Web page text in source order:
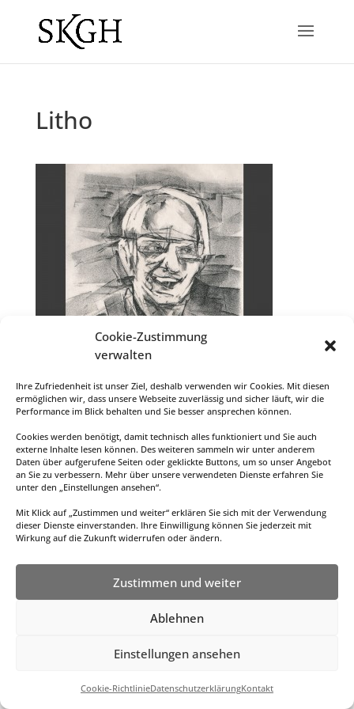
Cookie-Zustimmung
verwalten
Ihre Zufriedenheit ist unser Ziel, deshalb verwenden wir Cookies. Mit diesen
ermöglichen wir, dass unsere Webseite zuverlässig und sicher läuft, wir die
Performance im Blick behalten und Sie besser ansprechen können.
Cookies werden benötigt, damit technisch alles funktioniert und Sie auch
externe Inhalte lesen können. Des weiteren sammeln wir unter anderem
Daten über aufgerufene Seiten oder geklickte Buttons, um so unser Angebot
an Sie zu verbessern. Mehr über unsere verwendeten Dienste erfahren Sie
unter den „Einstellungen ansehen“.
Mit Klick auf „Zustimmen und weiter“ erklären Sie sich mit der Verwendung
dieser Dienste einverstanden. Ihre Einwilligung können Sie jederzeit mit
Wirkung auf die Zukunft widerrufen oder ändern.
Zustimmen und weiter
Ablehnen
Einstellungen ansehen
Cookie-RichtlinieDatenschutzerklärungKontakt
Litho
Datenschutzerklärung
Elegant Themes
WordPress